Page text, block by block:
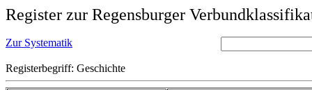
Register zur Regensburger
Zur Systematik
Registerbegriff: Geschichte